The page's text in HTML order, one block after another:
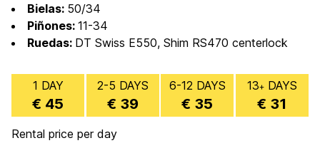
Bielas: 50/34
Piñones: 11-34
Ruedas: DT Swiss E550, Shim RS470 centerlock
1 DAY
€ 45
2-5 DAYS
€ 39
6-12 DAYS
€ 35
13+DAYS
€ 31
Rental price per day